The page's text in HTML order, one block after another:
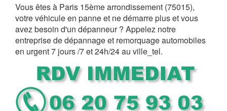
Vous êtes à Paris 15ème arrondissement (75015),
votre véhicule en panne et ne démarre plus et vous
avez besoin d'un dépanneur ? Appelez notre
entreprise de dépannage et remorquage automobiles
en urgent 7 jours /7 et 24h/24 au ville_tel.